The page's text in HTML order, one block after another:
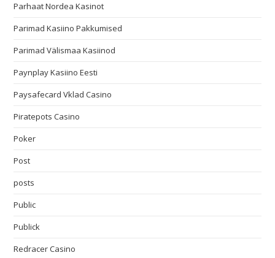
Parhaat Nordea Kasinot
Parimad Kasiino Pakkumised
Parimad Välismaa Kasiinod
Paynplay Kasiino Eesti
Paysafecard Vklad Casino
Piratepots Casino
Poker
Post
posts
Public
Publick
Redracer Casino